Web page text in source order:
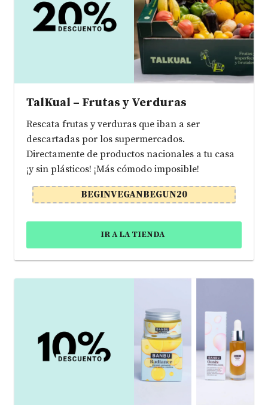
TalKual – Frutas y Verduras
Rescata frutas y verduras que iban a ser
descartadas por los supermercados.
Directamente de productos nacionales a tu casa
¡y sin plásticos! ¡Más cómodo imposible!
BEGINVEGANBEGUN20
IR A LA TIENDA